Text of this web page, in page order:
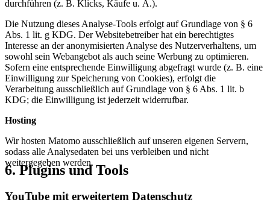
durchführen (z. B. Klicks, Käufe u. Ä.).
Die Nutzung dieses Analyse-Tools erfolgt auf Grundlage von § 6
Abs. 1 lit. g KDG. Der Websitebetreiber hat ein berechtigtes
Interesse an der anonymisierten Analyse des Nutzerverhaltens, um
sowohl sein Webangebot als auch seine Werbung zu optimieren.
Sofern eine entsprechende Einwilligung abgefragt wurde (z. B. eine
Einwilligung zur Speicherung von Cookies), erfolgt die
Verarbeitung ausschließlich auf Grundlage von § 6 Abs. 1 lit. b
KDG; die Einwilligung ist jederzeit widerrufbar.
Hosting
Wir hosten Matomo ausschließlich auf unseren eigenen Servern,
sodass alle Analysedaten bei uns verbleiben und nicht
weitergegeben werden.
6.PluginsundTools
YouTube mit erweitertem Datenschutz